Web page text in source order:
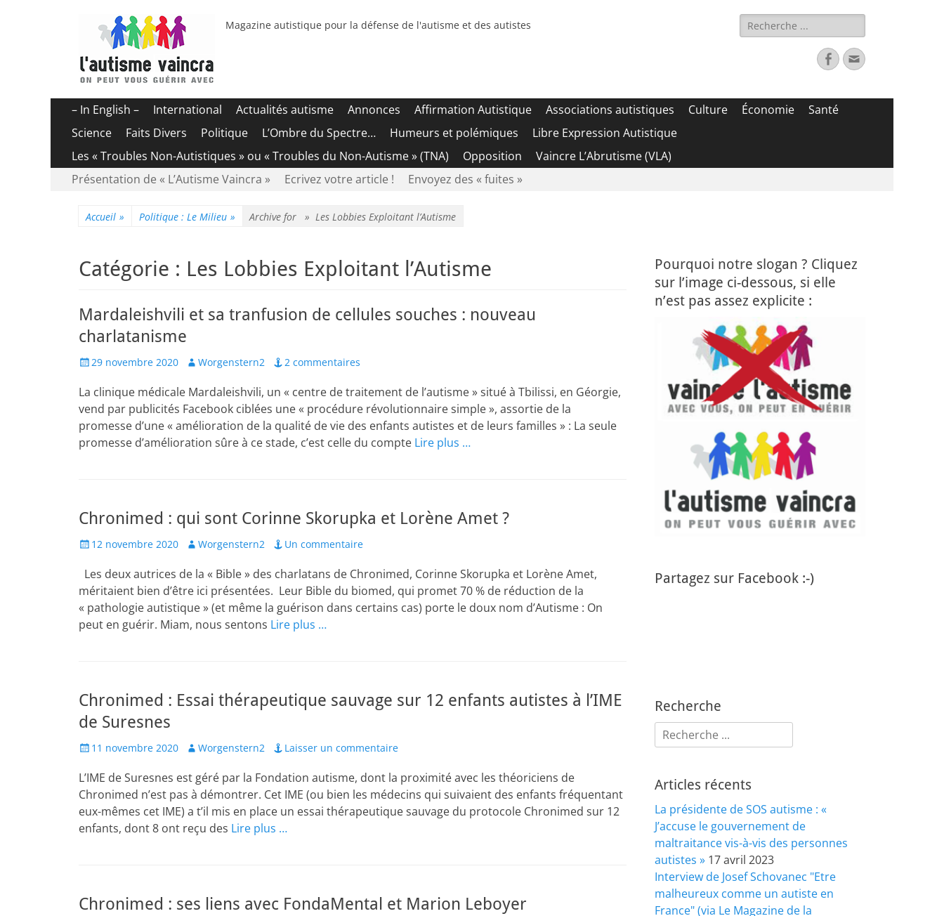
Magazine autistique pour la défense de l'autisme et des autistes Rechercher :
FacebookAdresse
de
Menu
principal
Aller
contenu
– In English – International Actualités autisme Annonces Affirmation Autistique Associations autistiques Culture Économie
Santé
Science
Faits Divers Politique L’Ombre du Spectre… Humeurs et polémiques
Libre Expression Autistique
Les « Troubles Non-Autistiques » ou « Troubles du Non-Autisme » (TNA)
Opposition Vaincre L’Abrutisme (VLA)
Menu
Aller
Présentation de « L’Autisme Vaincra » Ecrivez votre article ! Envoyez des « fuites »
Accueil » Politique : Le Milieu » Archive for » Les Lobbies Exploitant l’Autisme
Catégorie : Les Lobbies Exploitant l’Autisme
Mardaleishvili et sa tranfusion de cellules souches : nouveau
charlatanisme
Posted
29 novembre 2020 Author
Worgenstern2 2 commentaires
La clinique médicale Mardaleishvili, un « centre de traitement de l’autisme » situé à Tbilissi, en Géorgie,
vend par publicités Facebook ciblées une « procédure révolutionnaire simple », assortie de la
promesse d’une « amélioration de la qualité de vie des enfants autistes et de leurs familles » : La seule
promesse d’amélioration sûre à ce stade, c’est celle du compte Lire plus …
Chronimed : qui sont Corinne Skorupka et Lorène Amet ?
Posted
12 novembre 2020 Author
Worgenstern2 Un commentaire
Les deux autrices de la « Bible » des charlatans de Chronimed, Corinne Skorupka et Lorène Amet,
méritaient bien d’être ici présentées. Leur Bible du biomed, qui promet 70 % de réduction de la
« pathologie autistique » (et même la guérison dans certains cas) porte le doux nom d’Autisme : On
peut en guérir. Miam, nous sentons Lire plus …
Chronimed : Essai thérapeutique sauvage sur 12 enfants autistes à l’IME
de Suresnes
Posted
11 novembre 2020 Author
Worgenstern2 Laisser un commentaire
L’IME de Suresnes est géré par la Fondation autisme, dont la proximité avec les théoriciens de
Chronimed n’est pas à démontrer. Cet IME (ou bien les médecins qui suivaient des enfants fréquentant
eux-mêmes cet IME) a t’il mis en place un essai thérapeutique sauvage du protocole Chronimed sur 12
enfants, dont 8 ont reçu des Lire plus …
Chronimed : ses liens avec FondaMental et Marion Leboyer
Pourquoi notre slogan ? Cliquez
sur l’image ci-dessous, si elle
n’est pas assez explicite :
Partagez sur Facebook :-)
Recherche
Rechercher :
Articles récents
La présidente de SOS autisme : «
J’accuse le gouvernement de
maltraitance vis-à-vis des personnes
autistes » 17 avril 2023
Interview de Josef Schovanec "Etre
malheureux comme un autiste en
France" (via Le Magazine de la